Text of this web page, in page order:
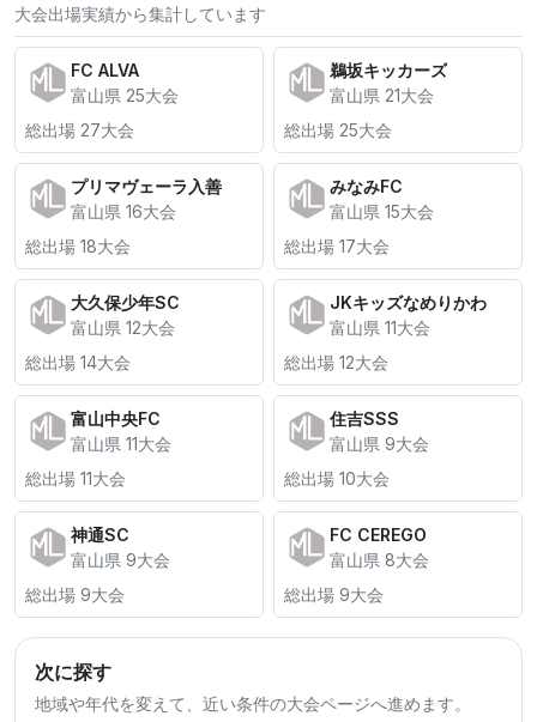
大会出場実績から集計しています
FC ALVA
富山県 25大会
総出場 27大会
鵜坂キッカーズ
富山県 21大会
総出場 25大会
プリマヴェーラ入善
富山県 16大会
総出場 18大会
みなみFC
富山県 15大会
総出場 17大会
大久保少年SC
富山県 12大会
総出場 14大会
JKキッズなめりかわ
富山県 11大会
総出場 12大会
富山中央FC
富山県 11大会
総出場 11大会
住吉SSS
富山県 9大会
総出場 10大会
神通SC
富山県 9大会
総出場 9大会
FC CEREGO
富山県 8大会
総出場 9大会
次に探す
地域や年代を変えて、近い条件の大会ページへ進めます。